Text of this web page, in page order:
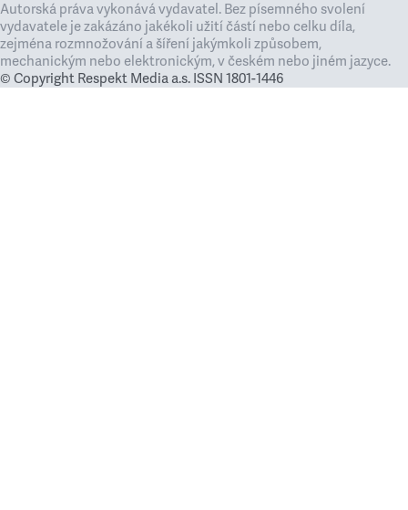
Autorská práva vykonává vydavatel. Bez písemného svolení
vydavatele je zakázáno jakékoli užití částí nebo celku díla,
zejména rozmnožování a šíření jakýmkoli způsobem,
mechanickým nebo elektronickým, v českém nebo jiném jazyce.
© Copyright Respekt Media a.s. ISSN 1801-1446